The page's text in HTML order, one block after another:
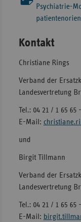
Psychiatrie-
Kontakt
Christiane Rings
Verband der
Landesvertretung
Tel.: 04 21 / 1 65 65
E-Mail:
und
Birgit Tillmann
Verband der
Landesvertretung
Tel.: 04 21 / 1 65 65
E-Mail: